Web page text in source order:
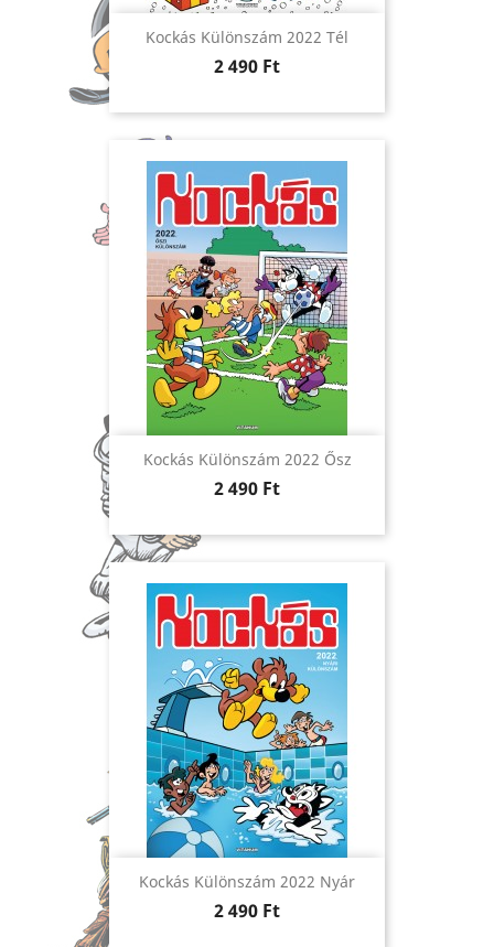
Kockás Különszám 2022 Tél
Ár
2 490 Ft
Kockás Különszám 2022 Ősz
Ár
2 490 Ft
Kockás Különszám 2022 Nyár
Ár
2 490 Ft